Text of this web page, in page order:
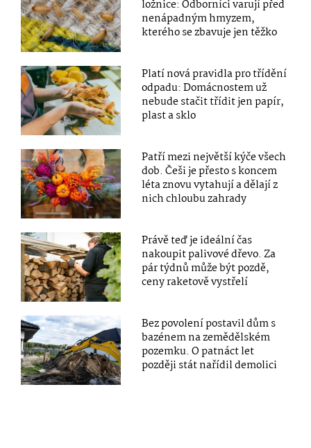
ložnice: Odborníci varují před
nenápadným hmyzem,
kterého se zbavuje jen těžko
Platí nová pravidla pro třídění
odpadu: Domácnostem už
nebude stačit třídit jen papír,
plast a sklo
Patří mezi největší kýče všech
dob. Češi je přesto s koncem
léta znovu vytahují a dělají z
nich chloubu zahrady
Právě teď je ideální čas
nakoupit palivové dřevo. Za
pár týdnů může být pozdě,
ceny raketově vystřelí
Bez povolení postavil dům s
bazénem na zemědělském
pozemku. O patnáct let
později stát nařídil demolici